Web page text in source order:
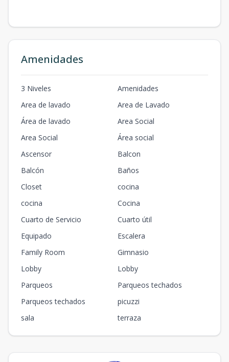
Amenidades
3 Niveles
Amenidades
Area de lavado
Area de Lavado
Área de lavado
Area Social
Area Social
Área social
Ascensor
Balcon
Balcón
Baños
Closet
cocina
cocina
Cocina
Cuarto de Servicio
Cuarto útil
Equipado
Escalera
Family Room
Gimnasio
Lobby
Lobby
Parqueos
Parqueos techados
Parqueos techados
picuzzi
sala
terraza